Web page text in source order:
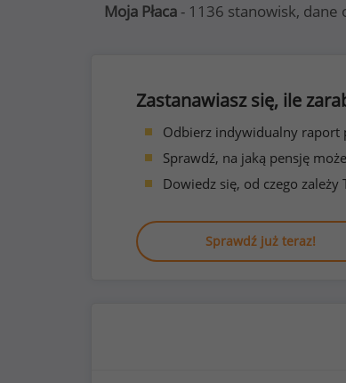
Moja Płaca - 1136 stanowisk,
Zastanawiasz się, ile
Odbierz indywidualny raport
Sprawdź, na jaką pensję
Dowiedz się, od czego
Sprawdź już teraz!